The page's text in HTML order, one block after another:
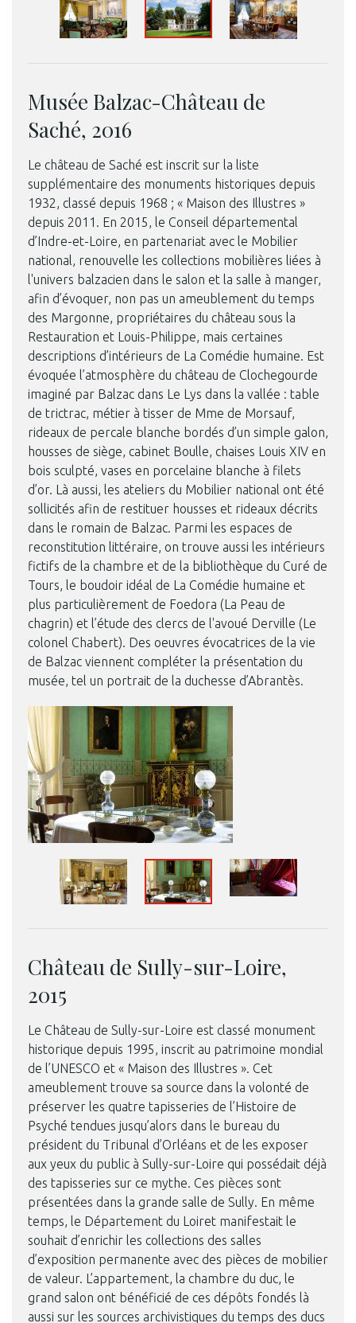
Musée Balzac-Château de
Saché, 2016
Le château de Saché est inscrit sur la liste
supplémentaire des monuments historiques depuis
1932, classé depuis 1968 ; « Maison des Illustres »
depuis 2011. En 2015, le Conseil départemental
d’Indre-et-Loire, en partenariat avec le Mobilier
national, renouvelle les collections mobilières liées à
l'univers balzacien dans le salon et la salle à manger,
afin d’évoquer, non pas un ameublement du temps
des Margonne, propriétaires du château sous la
Restauration et Louis-Philippe, mais certaines
descriptions d’intérieurs de La Comédie humaine. Est
évoquée l’atmosphère du château de Clochegourde
imaginé par Balzac dans Le Lys dans la vallée : table
de trictrac, métier à tisser de Mme de Morsauf,
rideaux de percale blanche bordés d’un simple galon,
housses de siège, cabinet Boulle, chaises Louis XIV en
bois sculpté, vases en porcelaine blanche à filets
d’or. Là aussi, les ateliers du Mobilier national ont été
sollicités afin de restituer housses et rideaux décrits
dans le romain de Balzac. Parmi les espaces de
reconstitution littéraire, on trouve aussi les intérieurs
fictifs de la chambre et de la bibliothèque du Curé de
Tours, le boudoir idéal de La Comédie humaine et
plus particulièrement de Foedora (La Peau de
chagrin) et l’étude des clercs de l'avoué Derville (Le
colonel Chabert). Des oeuvres évocatrices de la vie
de Balzac viennent compléter la présentation du
musée, tel un portrait de la duchesse d’Abrantès.
Château de Sully-sur-Loire,
2015
Le Château de Sully-sur-Loire est classé monument
historique depuis 1995, inscrit au patrimoine mondial
de l’UNESCO et « Maison des Illustres ». Cet
ameublement trouve sa source dans la volonté de
préserver les quatre tapisseries de l’Histoire de
Psyché tendues jusqu’alors dans le bureau du
président du Tribunal d’Orléans et de les exposer
aux yeux du public à Sully-sur-Loire qui possédait déjà
des tapisseries sur ce mythe. Ces pièces sont
présentées dans la grande salle de Sully. En même
temps, le Département du Loiret manifestait le
souhait d’enrichir les collections des salles
d’exposition permanente avec des pièces de mobilier
de valeur. L’appartement, la chambre du duc, le
grand salon ont bénéficié de ces dépôts fondés là
aussi sur les sources archivistiques du temps des ducs